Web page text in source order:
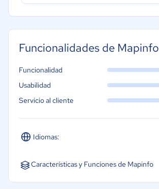
Funcionalidades de Mapinfo
Idiomas:
Español Inglés
Funcionalidad
Usabilidad
Servicio al cliente
Características y Funciones de Mapinfo